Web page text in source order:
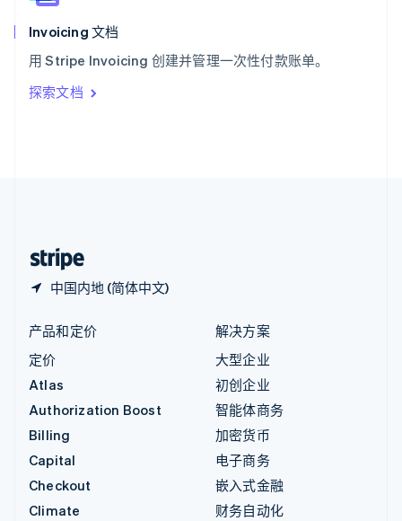
Invoicing 文档
用 Stripe Invoicing 创建并管理一次性付款账单。
探索文档
中国内地 (简体中文)
匈牙利
English
ItalianoEnglish
印度
English
产品和定价
定价
Atlas
Authorization Boost
Billing
Capital
Checkout
Climate
解决方案
大型企业
初创企业
智能体商务
加密货币
电子商务
嵌入式金融
财务自动化